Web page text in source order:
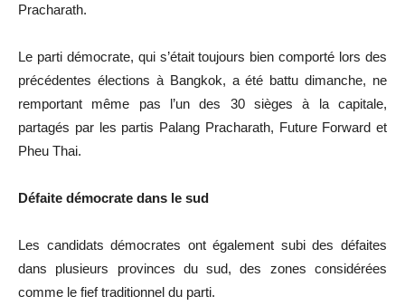
Pracharath.
Le parti démocrate, qui s’était toujours bien comporté lors des
précédentes élections à Bangkok, a été battu dimanche, ne
remportant même pas l’un des 30 sièges à la capitale,
partagés par les partis Palang Pracharath, Future Forward et
Pheu Thai.
Défaite démocrate dans le sud
Les candidats démocrates ont également subi des défaites
dans plusieurs provinces du sud, des zones considérées
comme le fief traditionnel du parti.